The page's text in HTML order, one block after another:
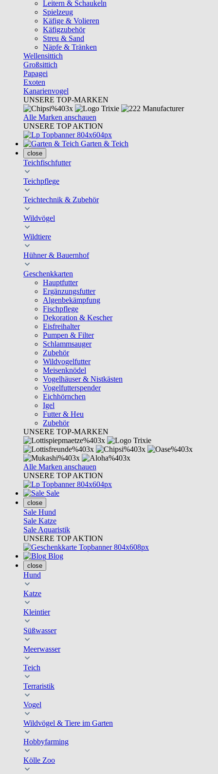
Leitern & Schaukeln
Spielzeug
Käfige & Volieren
Käfigzubehör
Streu & Sand
Näpfe & Tränken
Wellensittich
Großsittich
Papagei
Exoten
Kanarienvogel
UNSERE TOP-MARKEN
Alle Marken anschauen
UNSERE TOP AKTION
Garten & Teich
close
Teichfischfutter
Teichpflege
Teichtechnik & Zubehör
Wildvögel
Wildtiere
Hühner & Bauernhof
Geschenkkarten
Hauptfutter
Ergänzungsfutter
Algenbekämpfung
Fischpflege
Dekoration & Kescher
Eisfreihalter
Pumpen & Filter
Schlammsauger
Zubehör
Wildvogelfutter
Meisenknödel
Vogelhäuser & Nistkästen
Vogelfutterspender
Eichhörnchen
Igel
Futter & Heu
Zubehör
UNSERE TOP-MARKEN
Alle Marken anschauen
UNSERE TOP AKTION
Sale
close
Sale Hund
Sale Katze
Sale Aquaristik
UNSERE TOP AKTION
Blog
close
Hund
Katze
Kleintier
Süßwasser
Meerwasser
Teich
Terraristik
Vogel
Wildvögel & Tiere im Garten
Hobbyfarming
Kölle Zoo